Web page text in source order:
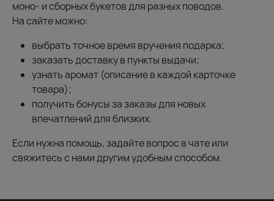
моно- и сборных букетов для разных поводов.
На сайте можно:
выбрать точное время вручения подарка;
заказать доставку в пункты выдачи;
узнать аромат (описание в каждой карточке
товара);
получить бонусы за заказы для новых
впечатлений для близких.
Если нужна помощь, задайте вопрос в чате или
свяжитесь с нами другим удобным способом.